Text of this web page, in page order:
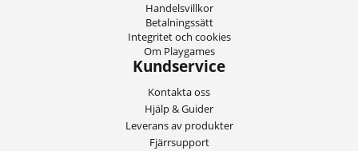
Handelsvillkor
Betalningssätt
Integritet och cookies
Om Playgames
Kundservice
Kontakta oss
Hjälp & Guider
Leverans av produkter
Fjärrsupport